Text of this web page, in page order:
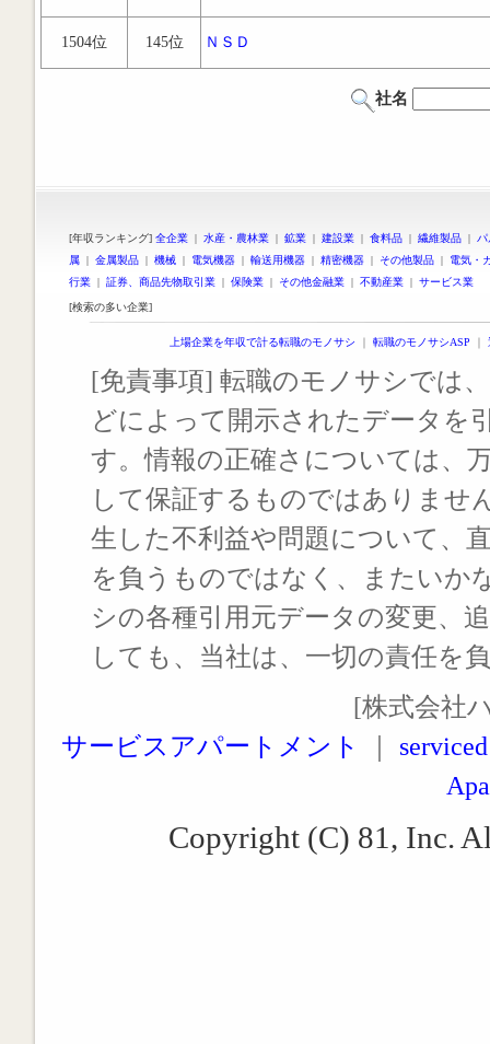
1504位 145位 ＮＳＤ
社名
[年収ランキング] 全企業 | 水産・農林業 | 鉱業 | 建設業 | 食料品 | 繊維製品 |
属 | 金属製品 | 機械 | 電気機器 | 輸送用機器 | 精密機器 | その他製品 | 電気・
行業 | 証券、商品先物取引業 | 保険業 | その他金融業 | 不動産業 | サービス業
[検索の多い企業]
上場企業を年収で計る転職のモノサシ ｜ 転職のモノサシASP ｜
[免責事項] 転職のモノサシでは
どによって開示されたデータを
す。情報の正確さについては、
して保証するものではありませ
生した不利益や問題について、
を負うものではなく、またいか
シの各種引用元データの変更、
しても、当社は、一切の責任を
[株式会社
サービスアパートメント
Copyright (C) 81, Inc.